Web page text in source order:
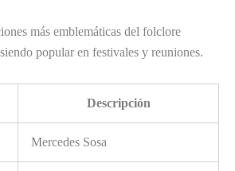
más emblemáticas del folclore
popular en festivales y reuniones.
Descripción
Mercedes Sosa